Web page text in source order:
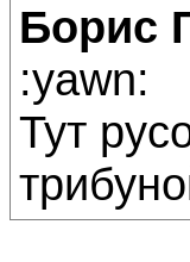
Борис
:yawn:
Тут